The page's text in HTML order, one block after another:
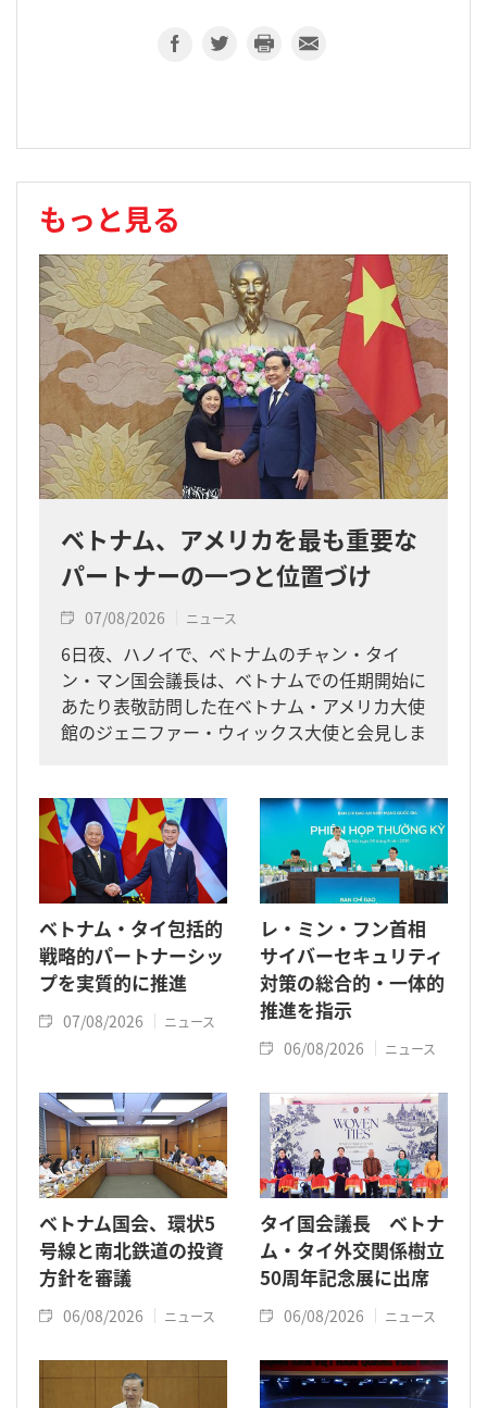
もっと見る
ベトナム、アメリカを最も重要な
パートナーの一つと位置づけ
07/08/2026 ニュース
6日夜、ハノイで、ベトナムのチャン・タイ
ン・マン国会議長は、ベトナムでの任期開始に
あたり表敬訪問した在ベトナム・アメリカ大使
館のジェニファー・ウィックス大使と会見しま
ベトナム・タイ包括的
戦略的パートナーシッ
プを実質的に推進
07/08/2026 ニュース
レ・ミン・フン首相
サイバーセキュリティ
対策の総合的・一体的
推進を指示
06/08/2026 ニュース
ベトナム国会、環状5
号線と南北鉄道の投資
方針を審議
06/08/2026 ニュース
タイ国会議長 ベトナ
ム・タイ外交関係樹立
50周年記念展に出席
06/08/2026 ニュース